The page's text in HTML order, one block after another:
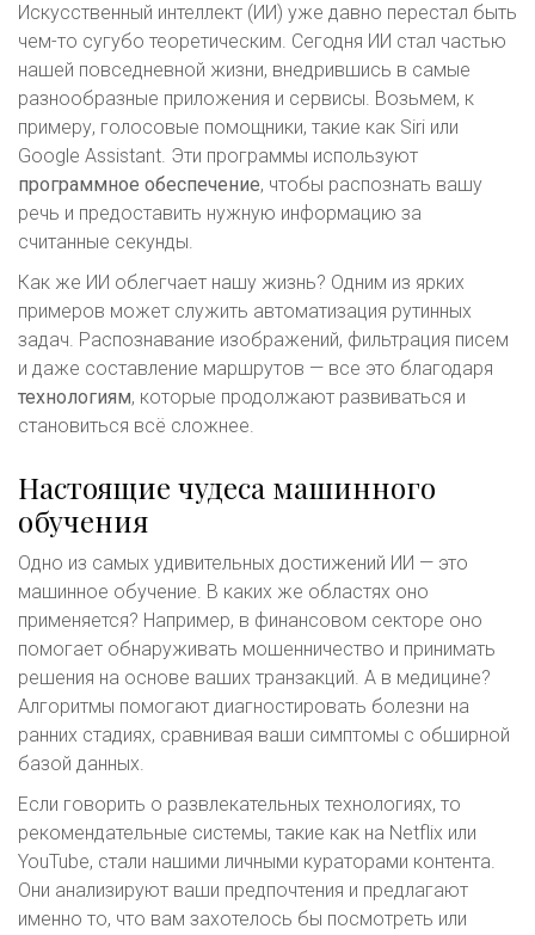
Искусственный интеллект (ИИ) уже давно перестал быть
чем-то сугубо теоретическим. Сегодня ИИ стал частью
нашей повседневной жизни, внедрившись в самые
разнообразные приложения и сервисы. Возьмем, к
примеру, голосовые помощники, такие как Siri или
Google Assistant. Эти программы используют
программное обеспечение, чтобы распознать вашу
речь и предоставить нужную информацию за
считанные секунды.
Как же ИИ облегчает нашу жизнь? Одним из ярких
примеров может служить автоматизация рутинных
задач. Распознавание изображений, фильтрация писем
и даже составление маршрутов — все это благодаря
технологиям, которые продолжают развиваться и
становиться всё сложнее.
Настоящие чудеса машинного
обучения
Одно из самых удивительных достижений ИИ — это
машинное обучение. В каких же областях оно
применяется? Например, в финансовом секторе оно
помогает обнаруживать мошенничество и принимать
решения на основе ваших транзакций. А в медицине?
Алгоритмы помогают диагностировать болезни на
ранних стадиях, сравнивая ваши симптомы с обширной
базой данных.
Если говорить о развлекательных технологиях, то
рекомендательные системы, такие как на Netflix или
YouTube, стали нашими личными кураторами контента.
Они анализируют ваши предпочтения и предлагают
именно то, что вам захотелось бы посмотреть или